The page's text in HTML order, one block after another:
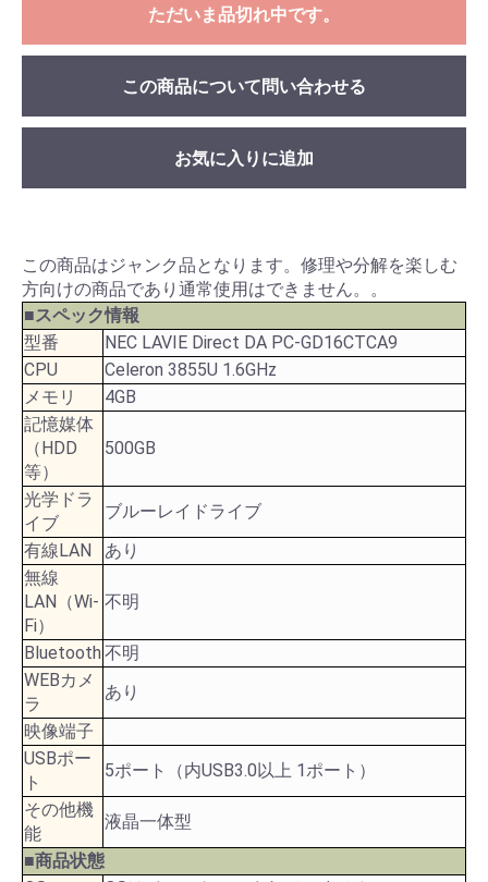
ただいま品切れ中です。
この商品について問い合わせる
お気に入りに追加
この商品はジャンク品となります。修理や分解を楽しむ
方向けの商品であり通常使用はできません。。
■スペック情報
型番
NEC LAVIE Direct DA PC-GD16CTCA9
CPU
Celeron 3855U 1.6GHz
メモリ
4GB
記憶媒体
（HDD
等）
500GB
光学ドラ
イブ
ブルーレイドライブ
有線LAN
あり
無線
LAN（Wi-
Fi）
不明
Bluetooth 不明
WEBカメ
ラ
あり
映像端子
USBポー
ト
5ポート（内USB3.0以上 1ポート）
その他機
能
液晶一体型
■商品状態